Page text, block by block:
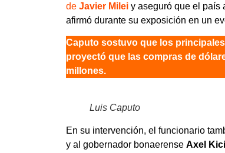
de Javier Milei y aseguró que el país
afirmó durante su exposición en un
Caputo sostuvo que los
proyectó que las compras de
millones.
Luis Caputo
En su intervención, el funcionario
y al gobernador bonaerense Axel